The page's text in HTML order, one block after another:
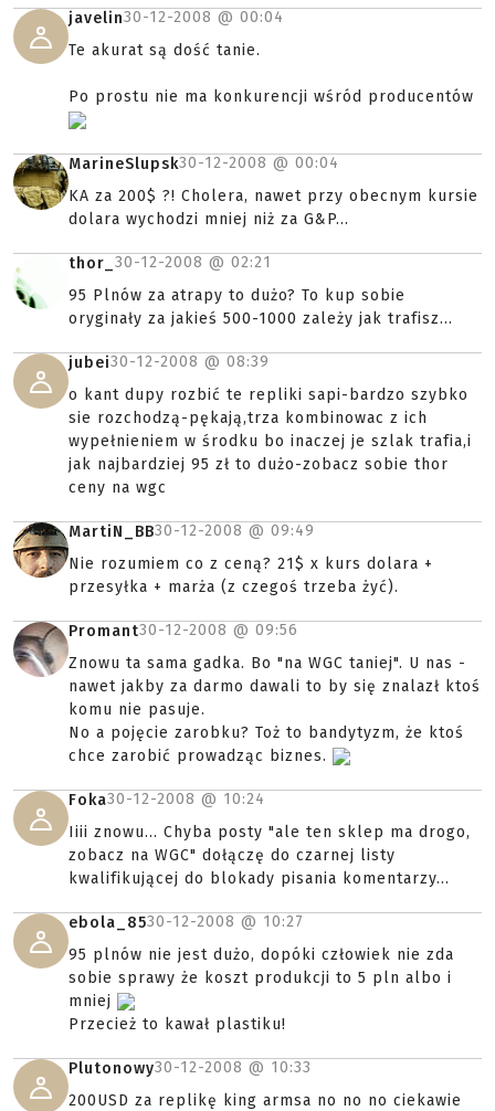
javelin30-12-2008 @ 00:04
Te akurat są dość tanie.
Po prostu nie ma konkurencji wśród producentów
MarineSlupsk30-12-2008 @ 00:04
KA za 200$ ?! Cholera, nawet przy obecnym kursie
dolara wychodzi mniej niż za G&P...
thor_ 30-12-2008 @ 02:21
95 Plnów za atrapy to dużo? To kup sobie
oryginały za jakieś 500-1000 zależy jak trafisz...
jubei30-12-2008 @ 08:39
o kant dupy rozbić te repliki sapi-bardzo szybko
sie rozchodzą-pękają,trza kombinowac z ich
wypełnieniem w środku bo inaczej je szlak trafia,i
jak najbardziej 95 zł to dużo-zobacz sobie thor
ceny na wgc
MartiN_BB30-12-2008 @ 09:49
Nie rozumiem co z ceną? 21$ x kurs dolara +
przesyłka + marża (z czegoś trzeba żyć).
Promant30-12-2008 @ 09:56
Znowu ta sama gadka. Bo "na WGC taniej". U nas -
nawet jakby za darmo dawali to by się znalazł ktoś
komu nie pasuje.
No a pojęcie zarobku? Toż to bandytyzm, że ktoś
chce zarobić prowadząc biznes.
Foka30-12-2008 @ 10:24
Iiii znowu... Chyba posty "ale ten sklep ma drogo,
zobacz na WGC" dołączę do czarnej listy
kwalifikującej do blokady pisania komentarzy...
ebola_8530-12-2008 @ 10:27
95 plnów nie jest dużo, dopóki człowiek nie zda
sobie sprawy że koszt produkcji to 5 pln albo i
mniej
Przecież to kawał plastiku!
Plutonowy30-12-2008 @ 10:33
200USD za replikę king armsa no no no ciekawie